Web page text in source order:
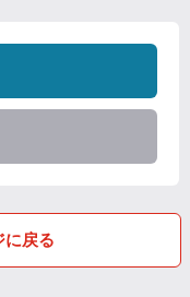
に戻る